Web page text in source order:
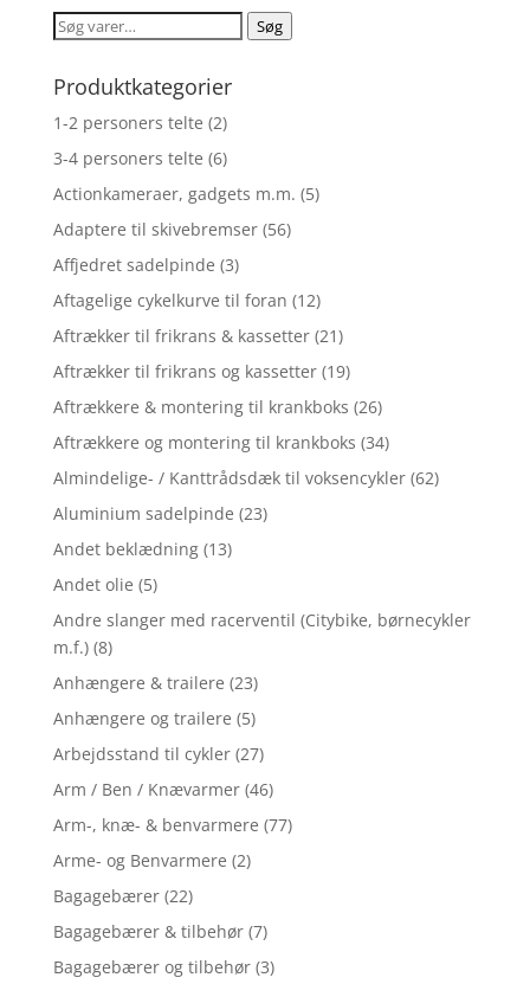
Søg
Søg
Produktkategorier
1-2 personers telte (2)
3-4 personers telte (6)
Actionkameraer, gadgets m.m. (5)
Adaptere til skivebremser (56)
Affjedret sadelpinde (3)
Aftagelige cykelkurve til foran (12)
Aftrækker til frikrans & kassetter (21)
Aftrækker til frikrans og kassetter (19)
Aftrækkere & montering til krankboks (26)
Aftrækkere og montering til krankboks (34)
Almindelige- / Kanttrådsdæk til voksencykler (62)
Aluminium sadelpinde (23)
Andet beklædning (13)
Andet olie (5)
Andre slanger med racerventil (Citybike, børnecykler
m.f.) (8)
Anhængere & trailere (23)
Anhængere og trailere (5)
Arbejdsstand til cykler (27)
Arm / Ben / Knævarmer (46)
Arm-, knæ- & benvarmere (77)
Arme- og Benvarmere (2)
Bagagebærer (22)
Bagagebærer & tilbehør (7)
Bagagebærer og tilbehør (3)